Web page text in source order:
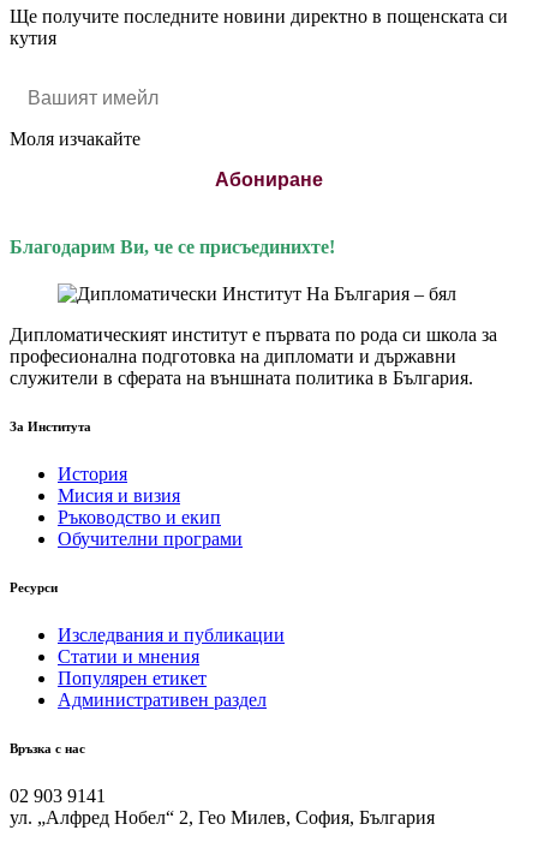
Ще получите последните новини директно в пощенската си
кутия
Моля изчакайте
Абониране
Благодарим Ви, че се присъединихте!
Дипломатическият институт е първата по рода си школа за
професионална подготовка на дипломати и държавни
служители в сферата на външната политика в България.
За Института
История
Мисия и визия
Ръководство и екип
Обучителни програми
Ресурси
Изследвания и публикации
Статии и мнения
Популярен етикет
Административен раздел
Връзка с нас
02 903 9141
ул. „Алфред Нобел“ 2, Гео Милев, София, България